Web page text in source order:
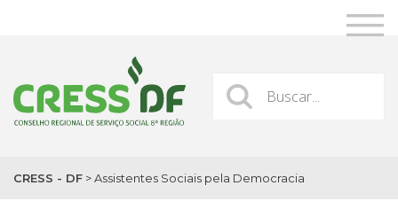
CRESS - DF >Assistentes Sociais pela Democracia